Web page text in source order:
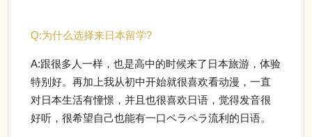
Q:为什么选择来日本留学?
A:跟很多人一样，也是高中的时候来了日本旅游，体验
特别好。再加上我从初中开始就很喜欢看动漫，一直
对日本生活有憧憬，并且也很喜欢日语，觉得发音很
好听，很希望自己也能有一口ペラペラ流利的日语。